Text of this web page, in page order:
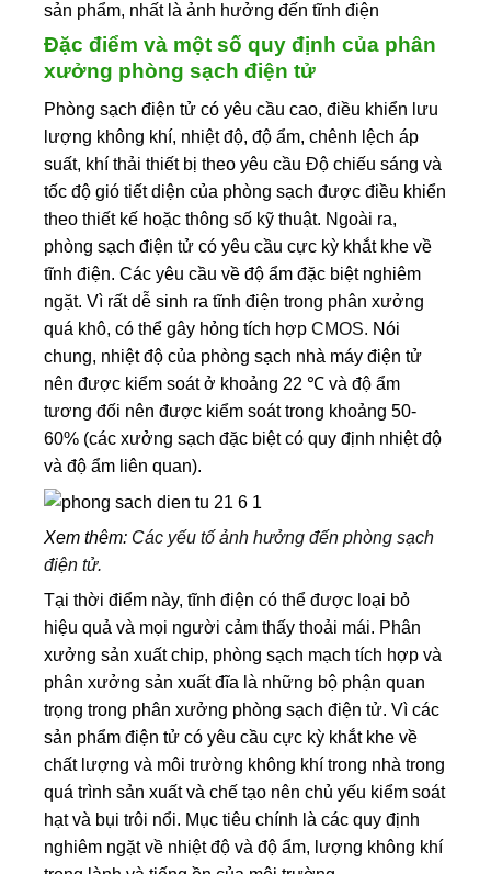
sản phẩm, nhất là ảnh hưởng đến tĩnh điện
Đặc điểm và một số quy định của phân
xưởng phòng sạch điện tử
Phòng sạch điện tử có yêu cầu cao, điều khiển lưu
lượng không khí, nhiệt độ, độ ẩm, chênh lệch áp
suất, khí thải thiết bị theo yêu cầu Độ chiếu sáng và
tốc độ gió tiết diện của phòng sạch được điều khiển
theo thiết kế hoặc thông số kỹ thuật. Ngoài ra,
phòng sạch điện tử có yêu cầu cực kỳ khắt khe về
tĩnh điện. Các yêu cầu về độ ẩm đặc biệt nghiêm
ngặt. Vì rất dễ sinh ra tĩnh điện trong phân xưởng
quá khô, có thể gây hỏng tích hợp CMOS. Nói
chung, nhiệt độ của phòng sạch nhà máy điện tử
nên được kiểm soát ở khoảng 22 ℃ và độ ẩm
tương đối nên được kiểm soát trong khoảng 50-
60% (các xưởng sạch đặc biệt có quy định nhiệt độ
và độ ẩm liên quan).
Xem thêm:Các yếu tố ảnh hưởng đến phòng sạch
điện tử.
Tại thời điểm này, tĩnh điện có thể được loại bỏ
hiệu quả và mọi người cảm thấy thoải mái. Phân
xưởng sản xuất chip, phòng sạch mạch tích hợp và
phân xưởng sản xuất đĩa là những bộ phận quan
trọng trong phân xưởng phòng sạch điện tử. Vì các
sản phẩm điện tử có yêu cầu cực kỳ khắt khe về
chất lượng và môi trường không khí trong nhà trong
quá trình sản xuất và chế tạo nên chủ yếu kiểm soát
hạt và bụi trôi nổi. Mục tiêu chính là các quy định
nghiêm ngặt về nhiệt độ và độ ẩm, lượng không khí